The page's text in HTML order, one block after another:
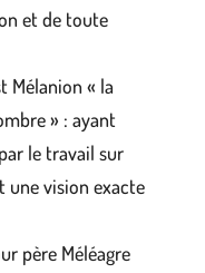
et de toute
Mélanion « la
» : ayant
le travail sur
une vision exacte
père Méléagre